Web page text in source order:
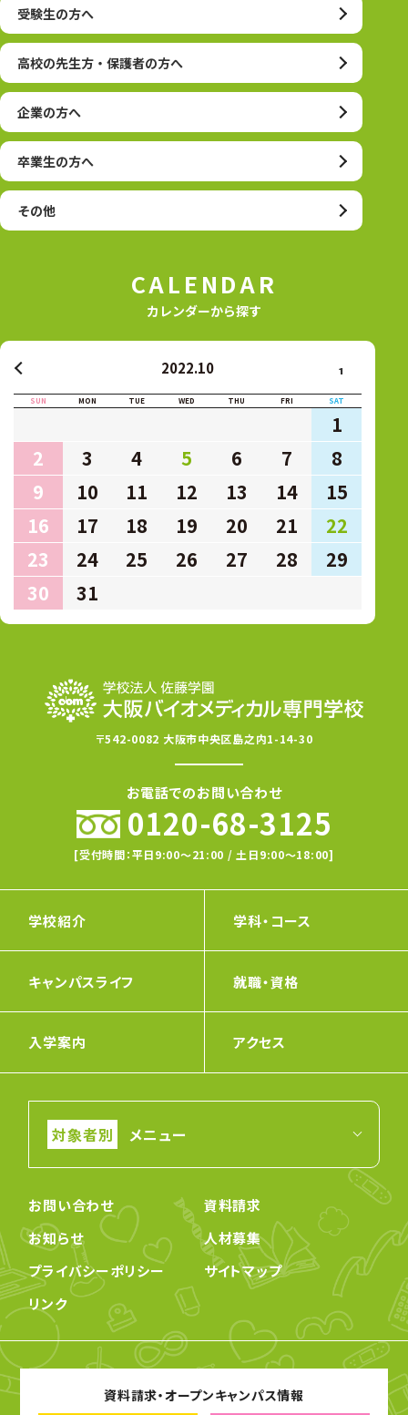
受験生の方へ
高校の先生方・保護者の方へ
企業の方へ
卒業生の方へ
その他
CALENDAR
カレンダーから探す
2022.10
SUN MON TUE WED THU FRI SAT
1
2
3 4 5 6 7
8
9
10 11 12 13 14
15
16
17 18 19 20 21
22
23
24 25 26 27 28
29
30
31
1
〒542-0082 大阪市中央区島之内1-14-30
お電話でのお問い合わせ
0120-68-3125
[受付時間：平日9:00〜21:00 / 土日9:00〜18:00]
学校紹介 学科・コース
キャンパスライフ 就職・資格
入学案内 アクセス
メニュー
お問い合わせ
資料請求
お知らせ
人材募集
プライバシーポリシー
サイトマップ
リンク
資料請求・オープンキャンパス情報